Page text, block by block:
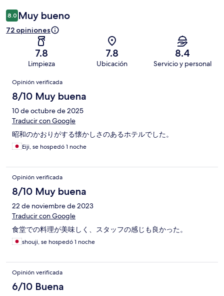
8.0 Muy bueno
72 opiniones
7.8
Limpieza
7.8
Ubicación
8.4
Servicio y personal
Opiniones
Opinión verificada
8/10 Muy buena
10 de octubre de 2025
Traducir con Google
昭和のかおりがする懐かしさのあるホテルでした。
Eiji, se hospedó 1 noche
Opinión verificada
8/10 Muy buena
22 de noviembre de 2023
Traducir con Google
食堂での料理が美味しく、スタッフの感じも良かった。
shouji, se hospedó 1 noche
Opinión verificada
6/10 Buena